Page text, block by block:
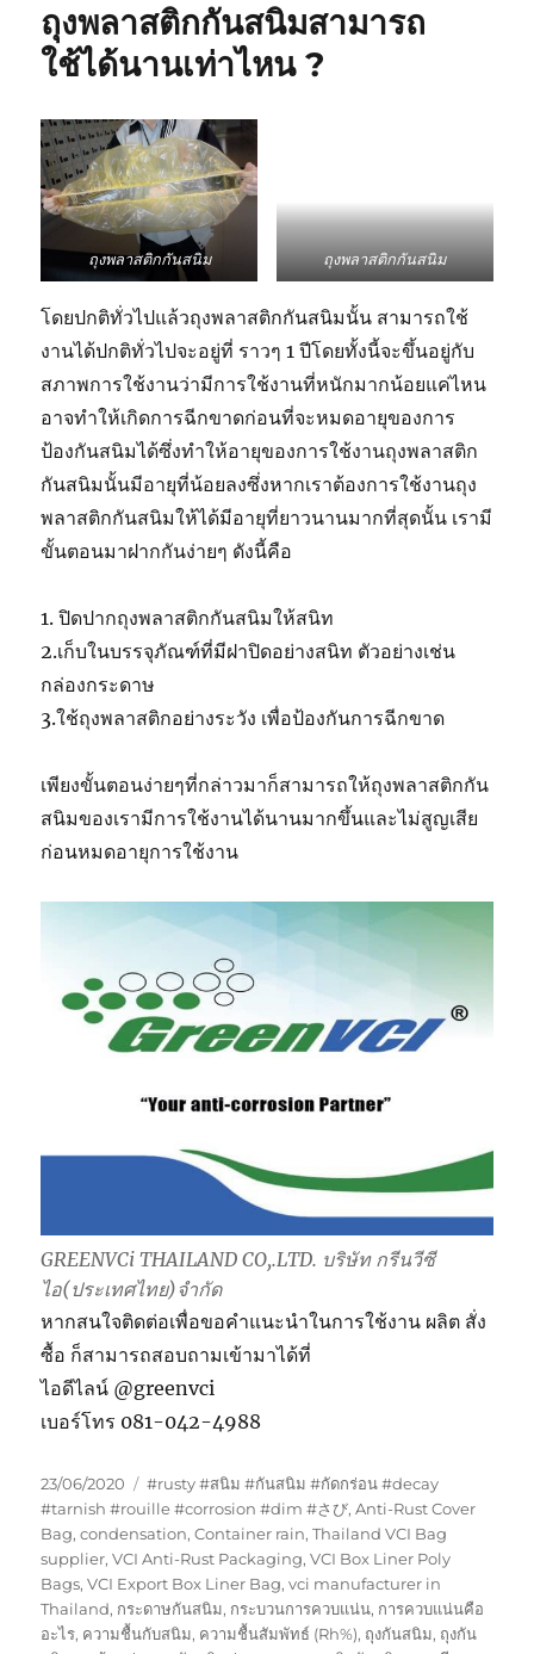
ถุงพลาสติกกันสนิมสามารถ
ใช้ได้นานเท่าไหน ?
ถุงพลาสติกกันสนิม ถุงพลาสติกกันสนิม
โดยปกติทั่วไปแล้วถุงพลาสติกกันสนิมนั้น สามารถใช้
งานได้ปกติทั่วไปจะอยู่ที่ ราวๆ 1 ปีโดยทั้งนี้จะขึ้นอยู่กับ
สภาพการใช้งานว่ามีการใช้งานที่หนักมากน้อยแค่ไหน
อาจทำให้เกิดการฉีกขาดก่อนที่จะหมดอายุของการ
ป้องกันสนิมได้ซึ่งทำให้อายุของการใช้งานถุงพลาสติก
กันสนิมนั้นมีอายุที่น้อยลงซึ่งหากเราต้องการใช้งานถุง
พลาสติกกันสนิมให้ได้มีอายุที่ยาวนานมากที่สุดนั้น เรามี
ขั้นตอนมาฝากกันง่ายๆ ดังนี้คือ
1. ปิดปากถุงพลาสติกกันสนิมให้สนิท
2.เก็บในบรรจุภัณฑ์ที่มีฝาปิดอย่างสนิท ตัวอย่างเช่น
กล่องกระดาษ
3.ใช้ถุงพลาสติกอย่างระวัง เพื่อป้องกันการฉีกขาด
เพียงขั้นตอนง่ายๆที่กล่าวมาก็สามารถให้ถุงพลาสติกกัน
สนิมของเรามีการใช้งานได้นานมากขึ้นและไม่สูญเสีย
ก่อนหมดอายุการใช้งาน
GREENVCi THAILAND CO,.LTD. บริษัท กรีนวีซี
ไอ(ประเทศไทย)จำกัด
หากสนใจติดต่อเพื่อขอคำแนะนำในการใช้งาน ผลิต สั่ง
ซื้อ ก็สามารถสอบถามเข้ามาได้ที่
ไอดีไลน์ @greenvci
เบอร์โทร 081-042-4988
Posted
on
23/06/2020 Tags
#rusty #สนิม #กันสนิม #กัดกร่อน #decay
#tarnish #rouille #corrosion #dim #さび,Anti-Rust Cover
Bag,condensation,Container rain,Thailand VCI Bag
supplier,VCI Anti-Rust Packaging,VCI Box Liner Poly
Bags,VCI Export Box Liner Bag,vci manufacturer in
Thailand, กระดาษกันสนิม, กระบวนการควบแน่น, การควบแน่นคือ
อะไร, ความชื้นกับสนิม, ความชื้นสัมพัทธ์ (Rh%), ถุงกันสนิม, ถุงกัน